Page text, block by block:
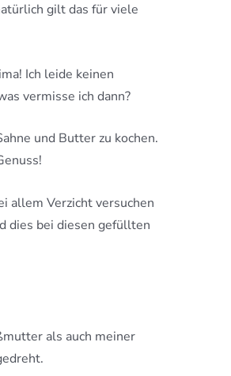
gilt das für viele
Ich leide keinen
vermisse ich dann?
und Butter zu kochen.
allem Verzicht versuchen
dies bei diesen gefüllten
als auch meiner